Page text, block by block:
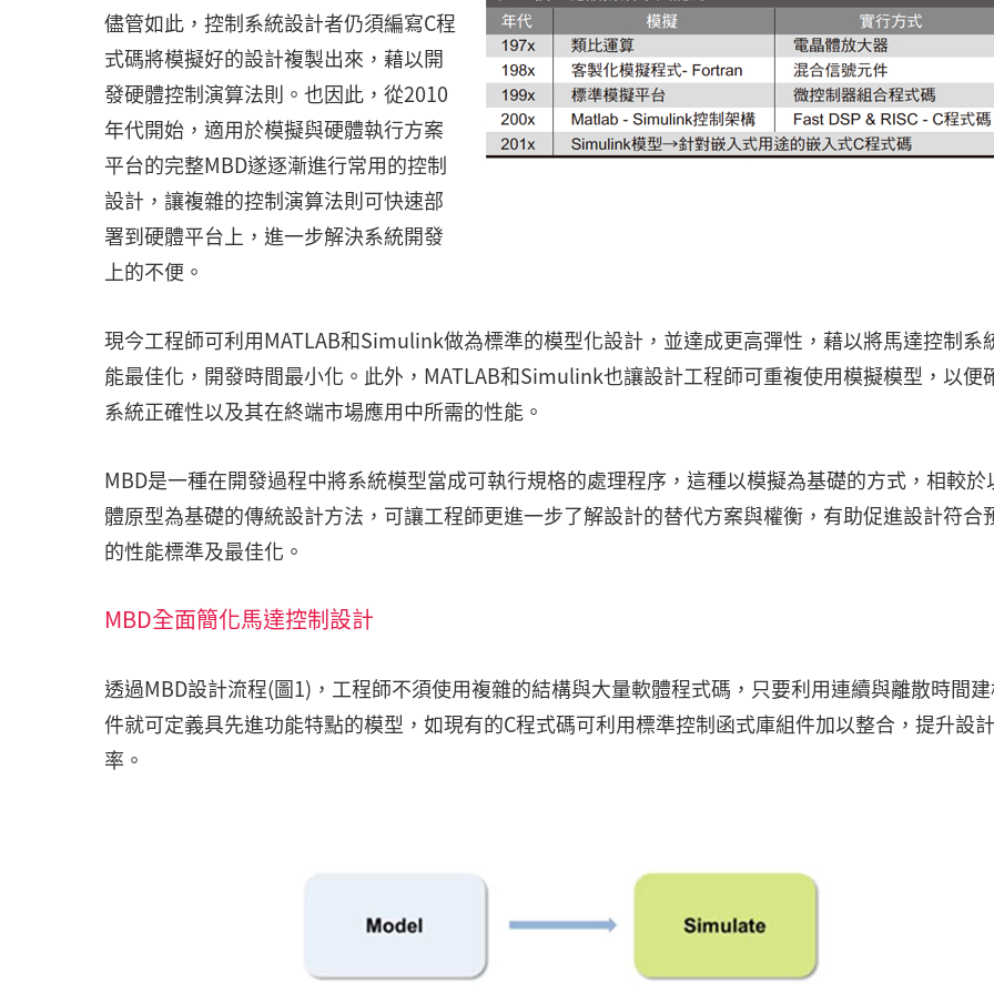
儘管如此，控制系統設計者仍須編寫C程
式碼將模擬好的設計複製出來，藉以開
發硬體控制演算法則。也因此，從2010
年代開始，適用於模擬與硬體執行方案
平台的完整MBD遂逐漸進行常用的控制
設計，讓複雜的控制演算法則可快速部
署到硬體平台上，進一步解決系統開發
上的不便。
現今工程師可利用MATLAB和Simulink做為標準的模型化設計，並達成更高彈性，藉以將馬達控制系
能最佳化，開發時間最小化。此外，MATLAB和Simulink也讓設計工程師可重複使用模擬模型，以便
系統正確性以及其在終端市場應用中所需的性能。
MBD是一種在開發過程中將系統模型當成可執行規格的處理程序，這種以模擬為基礎的方式，相較於
體原型為基礎的傳統設計方法，可讓工程師更進一步了解設計的替代方案與權衡，有助促進設計符合
的性能標準及最佳化。
MBD全面簡化馬達控制設計
透過MBD設計流程(圖1)，工程師不須使用複雜的結構與大量軟體程式碼，只要利用連續與離散時間
件就可定義具先進功能特點的模型，如現有的C程式碼可利用標準控制函式庫組件加以整合，提升設
率。